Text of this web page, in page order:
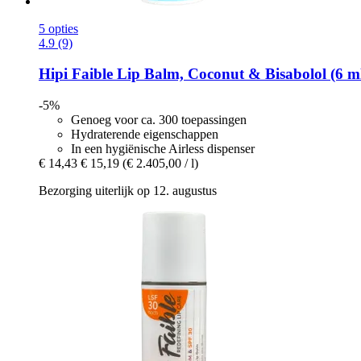
5 opties
4.9 (9)
Hipi Faible Lip Balm, Coconut & Bisabolol (6
-5%
Genoeg voor ca. 300 toepassingen
Hydraterende eigenschappen
In een hygiënische Airless dispenser
€ 14,43 € 15,19 (€ 2.405,00 / l)
Bezorging uiterlijk op 12. augustus